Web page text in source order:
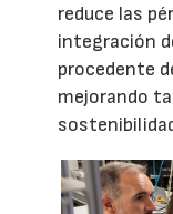
reduce las
integración
procedente
mejorando